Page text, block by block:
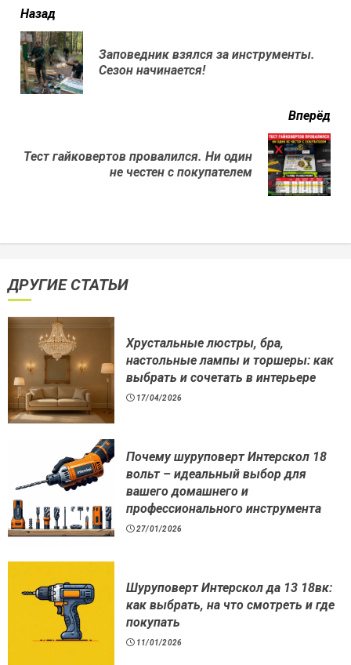
читать
еще
Назад
Заповедник взялся за инструменты.
Сезон начинается!
Вперёд
Next
Тест гайковертов провалился. Ни один
не честен с покупателем
ДРУГИЕ СТАТЬИ
Хрустальные люстры, бра,
настольные лампы и торшеры: как
выбрать и сочетать в интерьере
17/04/2026
Почему шуруповерт Интерскол 18
вольт – идеальный выбор для
вашего домашнего и
профессионального инструмента
27/01/2026
Шуруповерт Интерскол да 13 18вк:
как выбрать, на что смотреть и где
покупать
11/01/2026